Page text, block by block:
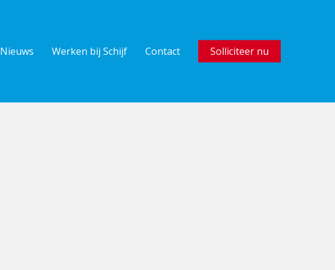
Nieuws Werken bij Schijf Contact Solliciteer nu